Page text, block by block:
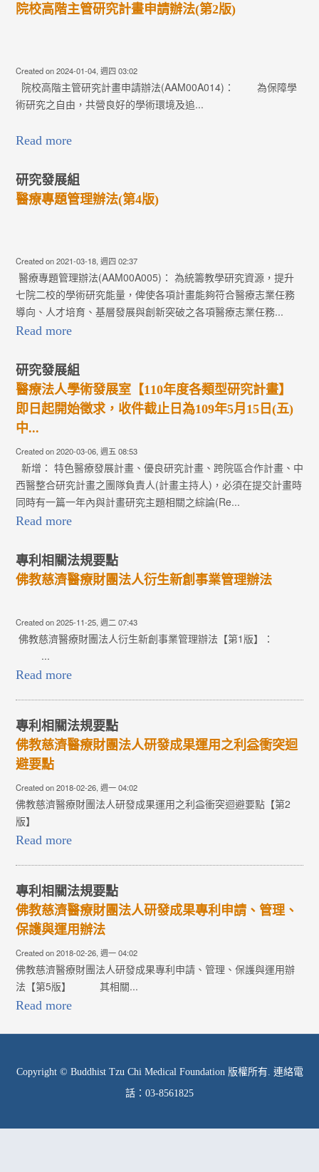
院校高階主管研究計畫申請辦法(第2版)
Created on 2024-01-04, 週四 03:02
院校高階主管研究計畫申請辦法(AAM00A014)： 為保障學
術研究之自由，共營良好的學術環境及追...
Read more
研究發展組
醫療專題管理辦法(第4版)
Created on 2021-03-18, 週四 02:37
醫療專題管理辦法(AAM00A005)： 為統籌教學研究資源，提升
七院二校的學術研究能量，俾使各項計畫能夠符合醫療志業任務
導向、人才培育、基層發展與創新突破之各項醫療志業任務...
Read more
研究發展組
醫療法人學術發展室【110年度各類型研究計畫】
即日起開始徵求，收件截止日為109年5月15日(五)
中...
Created on 2020-03-06, 週五 08:53
新增： 特色醫療發展計畫、優良研究計畫、跨院區合作計畫、中
西醫整合研究計畫之團隊負責人(計畫主持人)，必須在提交計畫時
同時有一篇一年內與計畫研究主題相關之綜論(Re...
Read more
專利相關法規要點
佛教慈濟醫療財團法人衍生新創事業管理辦法
Created on 2025-11-25, 週二 07:43
佛教慈濟醫療財團法人衍生新創事業管理辦法【第1版】：
...
Read more
專利相關法規要點
佛教慈濟醫療財團法人研發成果運用之利益衝突迴
避要點
Created on 2018-02-26, 週一 04:02
佛教慈濟醫療財團法人研發成果運用之利益衝突迴避要點【第2
版】
Read more
專利相關法規要點
佛教慈濟醫療財團法人研發成果專利申請、管理、
保護與運用辦法
Created on 2018-02-26, 週一 04:02
佛教慈濟醫療財團法人研發成果專利申請、管理、保護與運用辦
法【第5版】 其相關...
Read more
Copyright © Buddhist Tzu Chi Medical Foundation 版權所有. 連絡電
話：03-8561825